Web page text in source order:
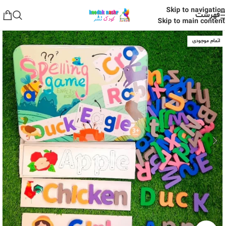
Skip to navigation
Skip to main content
فهرست
اتمام موجودی